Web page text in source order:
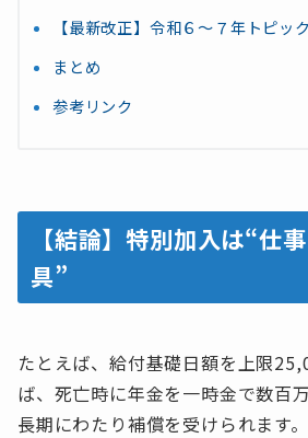
【最新改正】令和６〜７年トピック
まとめ
参考リンク
【結論】特別加入は“仕
具”
たとえば、給付基礎日額を上限
ば、死亡時に年金を一時金で数百
長期にわたり補償を受けられます。